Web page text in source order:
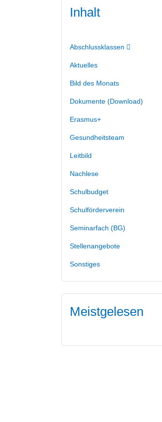
Inhalt
Abschlussklassen
Aktuelles
Bild des Monats
Dokumente (Download)
Erasmus+
Gesundheitsteam
Leitbild
Nachlese
Schulbudget
Schulförderverein
Seminarfach (BG)
Stellenangebote
Sonstiges
Meistgelesen